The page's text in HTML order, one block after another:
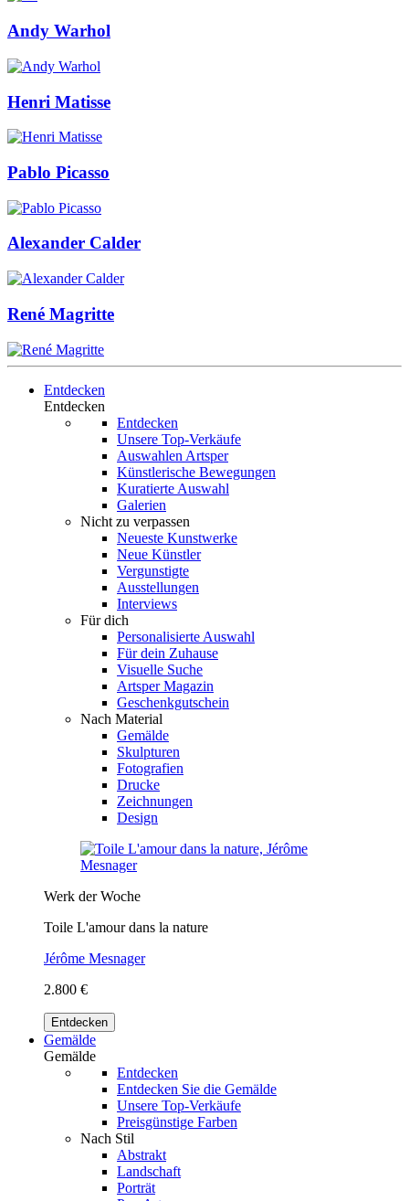
Andy Warhol
Henri Matisse
Pablo Picasso
Alexander Calder
René Magritte
Entdecken
Entdecken
Entdecken
Unsere Top-Verkäufe
Auswahlen Artsper
Künstlerische Bewegungen
Kuratierte Auswahl
Galerien
Nicht zu verpassen
Neueste Kunstwerke
Neue Künstler
Vergunstigte
Ausstellungen
Interviews
Für dich
Personalisierte Auswahl
Für dein Zuhause
Visuelle Suche
Artsper Magazin
Geschenkgutschein
Nach Material
Gemälde
Skulpturen
Fotografien
Drucke
Zeichnungen
Design
Werk der Woche
Toile L'amour dans la nature
Jérôme Mesnager
2.800 €
Entdecken
Gemälde
Gemälde
Entdecken
Entdecken Sie die Gemälde
Unsere Top-Verkäufe
Preisgünstige Farben
Nach Stil
Abstrakt
Landschaft
Porträt